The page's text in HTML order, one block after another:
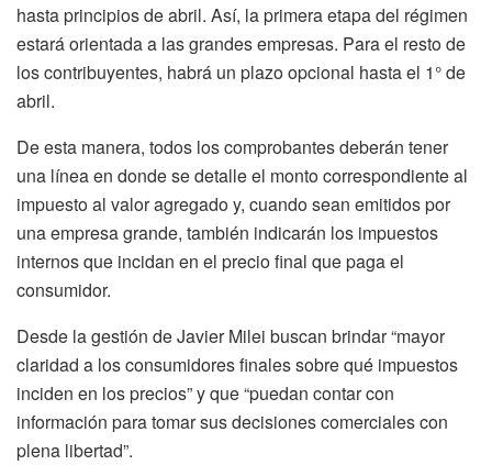
hasta principios de abril. Así, la primera etapa del régimen
estará orientada a las grandes empresas. Para el resto de
los contribuyentes, habrá un plazo opcional hasta el 1° de
abril.
De esta manera, todos los comprobantes deberán tener
una línea en donde se detalle el monto correspondiente al
impuesto al valor agregado y, cuando sean emitidos por
una empresa grande, también indicarán los impuestos
internos que incidan en el precio final que paga el
consumidor.
Desde la gestión de Javier Milei buscan brindar “mayor
claridad a los consumidores finales sobre qué impuestos
inciden en los precios” y que “puedan contar con
información para tomar sus decisiones comerciales con
plena libertad”.